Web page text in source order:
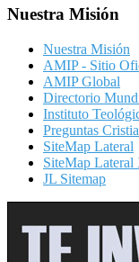
Nuestra Misión
Nuestra Misión
AMIP - Sitio
AMIP Global
Directorio
Instituto
Preguntas
SiteMap Lateral
SiteMap
JL Sitemap